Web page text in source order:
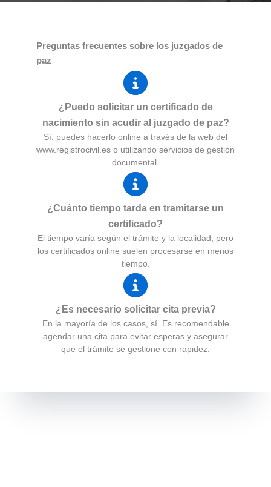
Preguntas frecuentes sobre los juzgados de
paz
¿Puedo solicitar un certificado de
nacimiento sin acudir al juzgado de paz?
Sí, puedes hacerlo online a través de la web del
www.registrocivil.es o utilizando servicios de gestión
documental.
¿Cuánto tiempo tarda en tramitarse un
certificado?
El tiempo varía según el trámite y la localidad, pero
los certificados online suelen procesarse en menos
tiempo.
¿Es necesario solicitar cita previa?
En la mayoría de los casos, sí. Es recomendable
agendar una cita para evitar esperas y asegurar
que el trámite se gestione con rapidez.